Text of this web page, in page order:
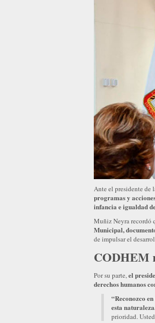
Ante el presidente de
programas y
infancia e igualdad
Muñiz Neyra recordó
Municipal,
de impulsar el
CODHEM
Por su parte, el
derechos humanos
“Reconozco
esta
prioridad.